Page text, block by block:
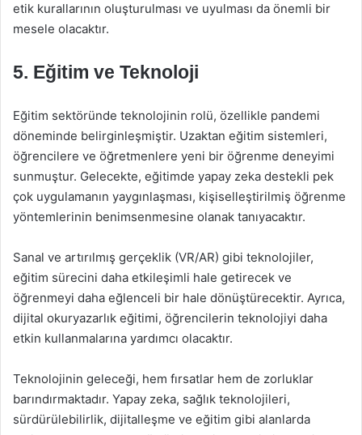
etik kurallarının oluşturulması ve uyulması da önemli bir
mesele olacaktır.
5. Eğitim ve Teknoloji
Eğitim sektöründe teknolojinin rolü, özellikle pandemi
döneminde belirginleşmiştir. Uzaktan eğitim sistemleri,
öğrencilere ve öğretmenlere yeni bir öğrenme deneyimi
sunmuştur. Gelecekte, eğitimde yapay zeka destekli pek
çok uygulamanın yaygınlaşması, kişiselleştirilmiş öğrenme
yöntemlerinin benimsenmesine olanak tanıyacaktır.
Sanal ve artırılmış gerçeklik (VR/AR) gibi teknolojiler,
eğitim sürecini daha etkileşimli hale getirecek ve
öğrenmeyi daha eğlenceli bir hale dönüştürecektir. Ayrıca,
dijital okuryazarlık eğitimi, öğrencilerin teknolojiyi daha
etkin kullanmalarına yardımcı olacaktır.
Teknolojinin geleceği, hem fırsatlar hem de zorluklar
barındırmaktadır. Yapay zeka, sağlık teknolojileri,
sürdürülebilirlik, dijitalleşme ve eğitim gibi alanlarda